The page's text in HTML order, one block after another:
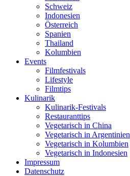
Schweiz
Indonesien
Österreich
Spanien
Thailand
Kolumbien
Events
Filmfestivals
Lifestyle
Filmtips
Kulinarik
Kulinarik-Festivals
Restauranttips
Vegetarisch in China
Vegetarisch in Argentinien
Vegetarisch in Kolumbien
Vegetarisch in Indonesien
Impressum
Datenschutz